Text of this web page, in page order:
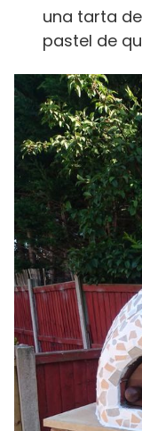
una tarta
pastel de